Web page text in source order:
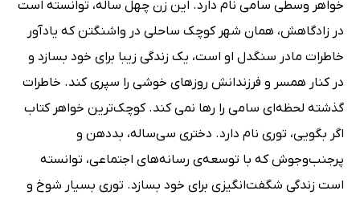
خواهر وسطی سامی نام دارد. این زن چهل ساله، توانسته است
در زادگاهش، همان شهر کوچک ساحلی در واشنگتن که یادآور
خاطرات مادر سنگدل او است، یک زندگی زیبا برای خود بسازد و
در کنار همسر و فرزندانش روزهای خوشی را سپری کند. خاطرات
گذشته لحظه‌ای سامی را رها نمی کند. کوچک‌ترین خواهر کتاب
اگر بگویی، توری نام دارد. دختری سی‌ساله، بددهن و
پرجنب‌و‌جوش که با توسعه‌ی رسانه‌های اجتماعی، توانسته
است زندگی شگفت‌انگیزی برای خود بسازد. توری بسیار شوخ و